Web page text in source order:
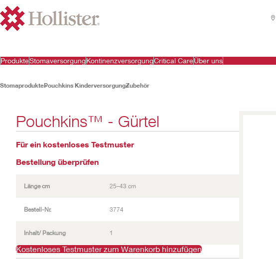
ProdukteStomaversorgungKontinenzversorgungCritical CareÜber uns
StomaproduktePouchkins KinderversorgungZubehör
Pouchkins™ - Gürtel
Für ein kostenloses Testmuster
Bestellung überprüfen
Länge cm 25–43 cm
Bestell-Nr. 3774
Inhalt/ Packung 1
Kostenloses Testmuster zum Warenkorb hinzufügen